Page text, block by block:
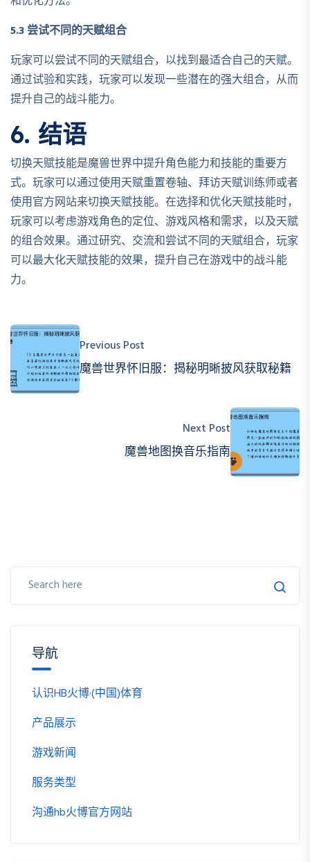
5.3 尝试不同的天赋组合
玩家可以尝试不同的天赋组合，以找到最适合自己的天赋。
通过试验和实践，玩家可以发现一些潜在的强大组合，从而
提升自己的战斗能力。
6. 结语
切换天赋技能是魔兽世界中提升角色能力和技能的重要方
式。玩家可以通过使用天赋重置卷轴、拜访天赋训练师或者
使用官方网站来切换天赋技能。在选择和优化天赋技能时，
玩家可以考虑游戏角色的定位、游戏风格和需求，以及天赋
的组合效果。通过研究、交流和尝试不同的天赋组合，玩家
可以最大化天赋技能的效果，提升自己在游戏中的战斗能
力。
Previous Post
魔兽世界怀旧服：揭秘明晰披风获取秘籍
Next Post
魔兽地图换音乐指南
导航
认识HB火博·(中国)体育
产品展示
游戏新闻
服务类型
沟通hb火博官方网站